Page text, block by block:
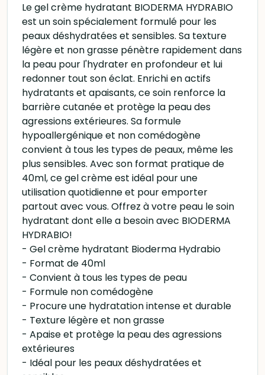
Le gel crème hydratant BIODERMA HYDRABIO
est un soin spécialement formulé pour les
peaux déshydratées et sensibles. Sa texture
légère et non grasse pénètre rapidement dans
la peau pour l'hydrater en profondeur et lui
redonner tout son éclat. Enrichi en actifs
hydratants et apaisants, ce soin renforce la
barrière cutanée et protège la peau des
agressions extérieures. Sa formule
hypoallergénique et non comédogène
convient à tous les types de peaux, même les
plus sensibles. Avec son format pratique de
40ml, ce gel crème est idéal pour une
utilisation quotidienne et pour emporter
partout avec vous. Offrez à votre peau le soin
hydratant dont elle a besoin avec BIODERMA
HYDRABIO!
- Gel crème hydratant Bioderma Hydrabio
- Format de 40ml
- Convient à tous les types de peau
- Formule non comédogène
- Procure une hydratation intense et durable
- Texture légère et non grasse
- Apaise et protège la peau des agressions
extérieures
- Idéal pour les peaux déshydratées et